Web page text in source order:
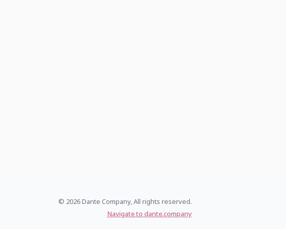
© 2026 Dante Company, All rights reserved.
Navigate to dante.company